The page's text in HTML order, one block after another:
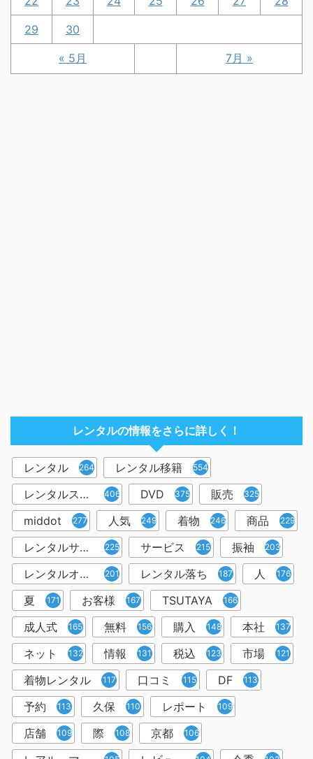
« 5月 7月 »
29 30
レンタルの情報をさらに詳しく！
レンタル 2644 レンタル移籍 554
レンタルスペース 406 DVD 375 販売 325
middot 277 人気 249 着物 246 商品 229
レンタルサービス 225 サービス 215 振袖 203
レンタルオフィス 201 レンタル落ち 187 人 176
夏 171 お客様 167 TSUTAYA 166
成人式 165 無料 156 購入 148 本社 137
ネット 132 情報 131 税込 123 市場 121
着物レンタル 117 口コミ 115 DF 113
予約 113 久保 110 レポート 109
店舗 109 際 108 京都 106